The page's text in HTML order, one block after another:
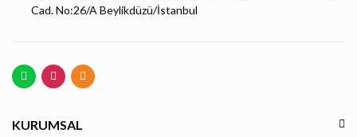
Cad. No:26/A Beylikdüzü/İstanbul
KURUMSAL